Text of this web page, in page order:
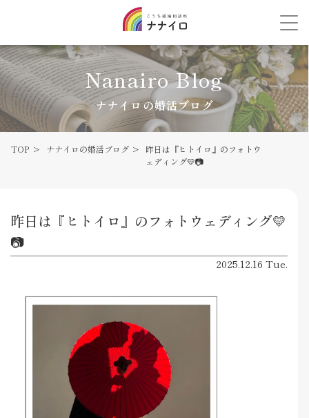
Nanairo Blog
ナナイロの婚活ブログ
TOP ナナイロの婚活ブログ
昨日は『ヒトイロ』のフォトウ
ェディング💛📷
昨日は『ヒトイロ』のフォトウェディング💛
📷
2025.12.16 Tue.